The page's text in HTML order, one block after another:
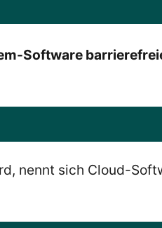
Software
nennt sich Cloud-